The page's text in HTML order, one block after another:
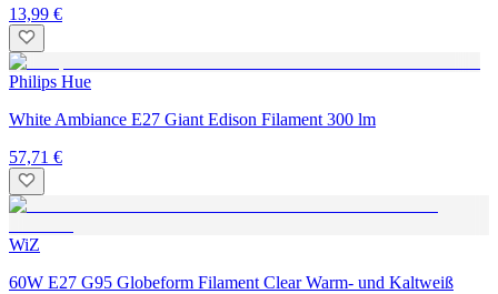
13,99 €
Philips Hue
White Ambiance E27 Giant Edison Filament 300 lm
57,71 €
WiZ
60W E27 G95 Globeform Filament Clear Warm- und Kaltweiß